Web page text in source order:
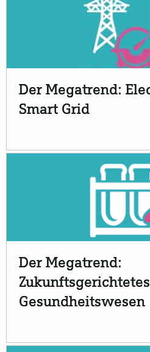
Der Megatrend:
Smart Grid
Der Megatrend:
Zukunftsgerichtetes
Gesundheitswesen